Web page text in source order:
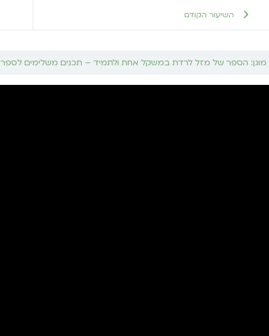
השיעור הקודם
מוגן: הספר של מזל לרדת במשקל אחת ולתמיד – תכנים משלימים לספר